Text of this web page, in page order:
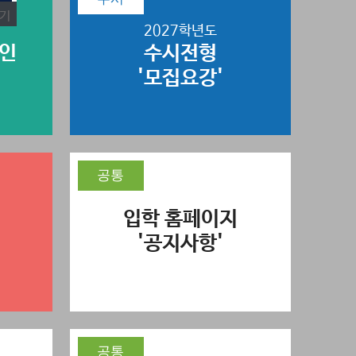
2027학년도
수시전형
'모집요강'
공통
입학 홈페이지
'공지사항'
공통